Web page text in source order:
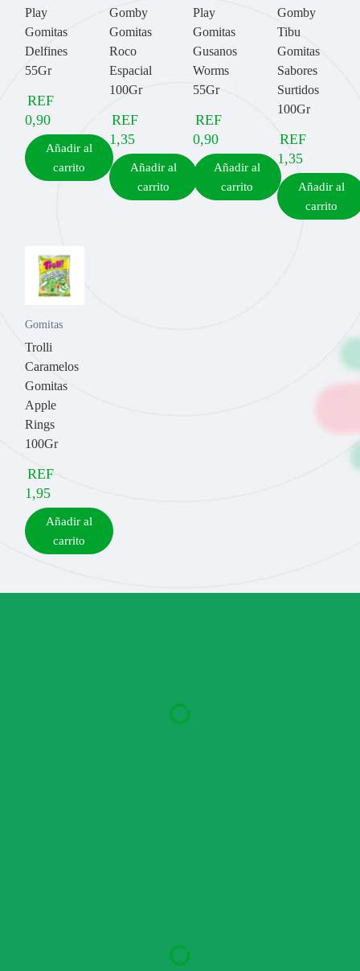
Play
Gomitas
Delfines
55Gr
REF
0,90
Añadir al
carrito
Gomby
Gomitas
Roco
Espacial
100Gr
REF
1,35
Añadir al
carrito
Play
Gomitas
Gusanos
Worms
55Gr
REF
0,90
Añadir al
carrito
Gomby
Tibu
Gomitas
Sabores
Surtidos
100Gr
REF
1,35
Añadir al
carrito
Gomitas
Trolli
Caramelos
Gomitas
Apple
Rings
100Gr
REF
1,95
Añadir al
carrito